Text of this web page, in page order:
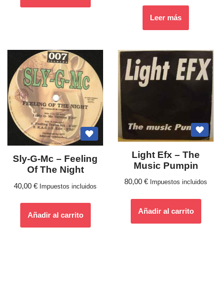
Leer más
Sly-G-Mc – Feeling
Of The Night
40,00 € Impuestos incluidos
Añadir al carrito
Light Efx ‎– The
Music Pumpin
80,00 € Impuestos incluidos
Añadir al carrito